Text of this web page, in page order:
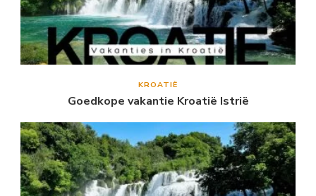
KROATIË
Goedkope vakantie Kroatië Istrië